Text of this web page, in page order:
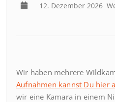
12. Dezember 2026
Wir haben mehrere
Aufnahmen kannst Du hier
wir eine Kamara in einem